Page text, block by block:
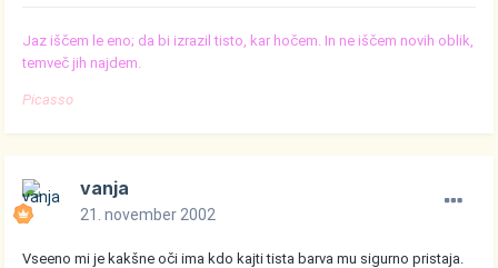
Jaz iščem le eno; da bi izrazil tisto, kar hočem. In ne iščem novih oblik,
temveč jih najdem.
Picasso
vanja
21. november 2002
Vseeno mi je kakšne oči ima kdo kajti tista barva mu sigurno pristaja.